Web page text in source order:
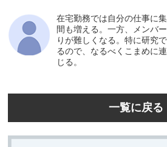
在宅勤務では自分の仕事に
間も増える。一方、メンバ
りが難しくなる。特に研究
るので、なるべくこまめに
じる。
一覧に戻る